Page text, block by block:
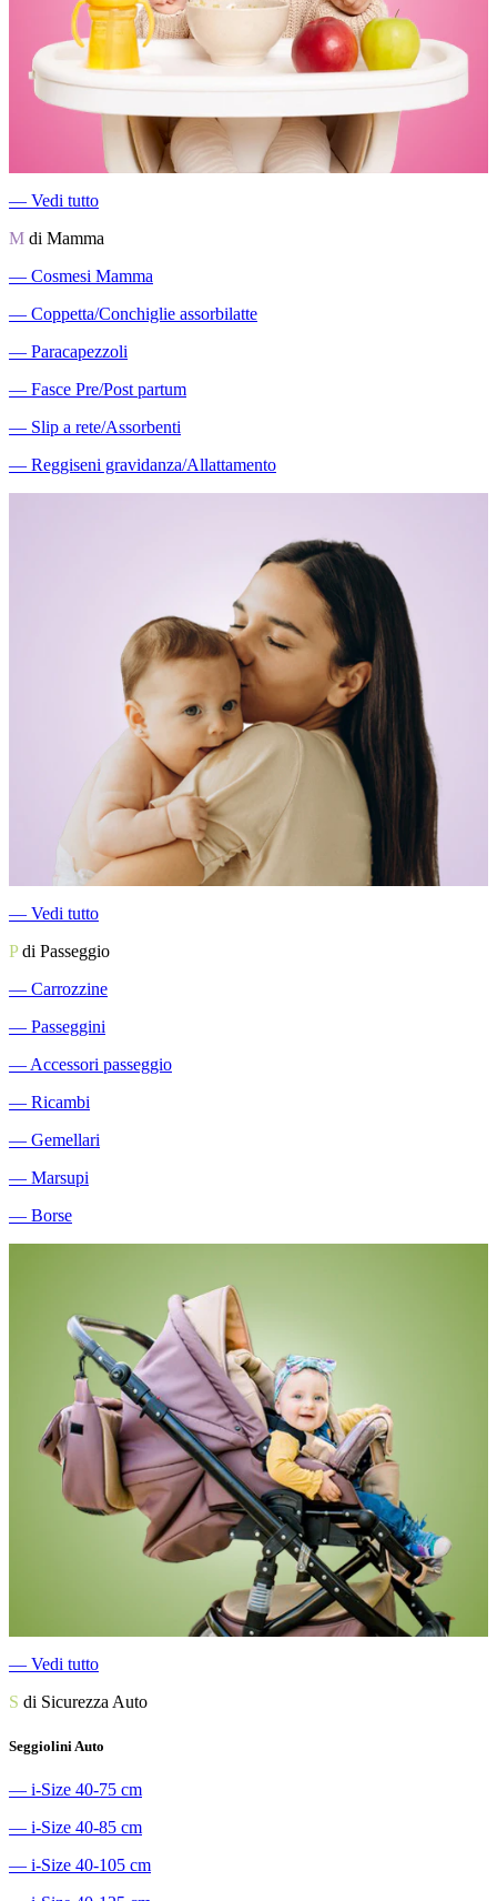
― Vedi tutto
M di Mamma
― Cosmesi Mamma
― Coppetta/Conchiglie assorbilatte
― Paracapezzoli
― Fasce Pre/Post partum
― Slip a rete/Assorbenti
― Reggiseni gravidanza/Allattamento
― Vedi tutto
Pdi Passeggio
― Carrozzine
― Passeggini
― Accessori passeggio
― Ricambi
― Gemellari
― Marsupi
― Borse
― Vedi tutto
S di Sicurezza Auto
Seggiolini Auto
― i-Size 40-75 cm
― i-Size 40-85 cm
― i-Size 40-105 cm